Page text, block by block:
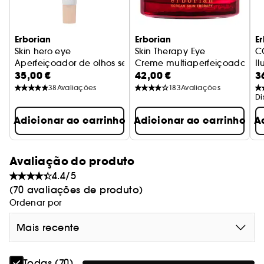
Erborian
Skin hero eye
Aperfeiçoador de olhos sem cor + Cuidado antifadiga
35,00 €
38Avaliações
Adicionar ao carrinho
Erborian
Skin Therapy Eye
Creme multiaperfeiçoador
42,00 €
183Avaliações
Adicionar ao carrinho
Avaliação do produto
4.4/5
(70 avaliações de produto)
Ordenar por
Mais recente